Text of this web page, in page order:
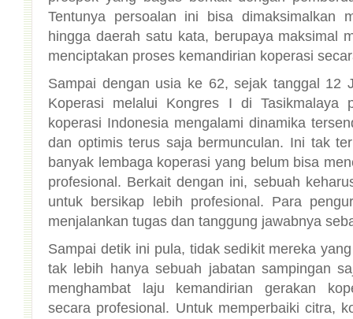
menciptakan proses kemandirian koperasi
Sampai dengan usia ke 62, sejak tanggal 12
Koperasi melalui Kongres I di Tasikmalaya
koperasi Indonesia mengalami dinamika
dan optimis terus saja bermunculan. Ini tak
banyak lembaga koperasi yang belum bisa
profesional. Berkait dengan ini, sebuah
untuk bersikap lebih profesional. Para
menjalankan tugas dan tanggung jawabnya
Sampai detik ini pula, tidak sedikit mereka
tak lebih hanya sebuah jabatan sampingan
menghambat laju kemandirian gerakan
secara profesional. Untuk memperbaiki citra,
jati dirinya dengan membangun
sebenarnya sudah tersirat dalam nilai-
persoalan kejujuran, keadilan,